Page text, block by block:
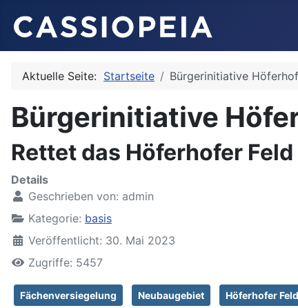
Aktuelle Seite: Startseite Bürgerinitiative
Bürgerinitiative
Rettet das Höferhofer Feld
Details
Geschrieben von: admin
Kategorie: basis
Veröffentlicht: 30. Mai 2023
Zugriffe: 5457
Fächenversiegelung Neubaugebiet Höferhofer Feld